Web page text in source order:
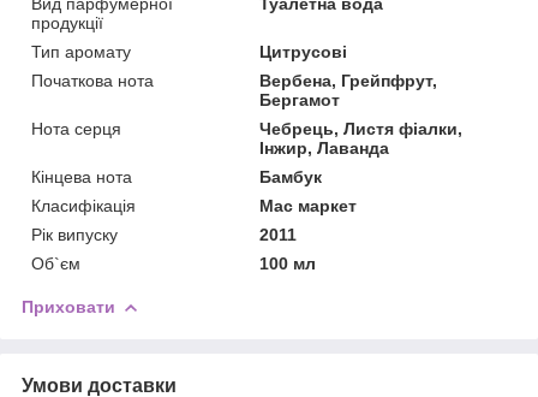
продукції
Тип аромату
Цитрусові
Початкова нота
Вербена, Грейпфрут,
Бергамот
Нота серця
Чебрець, Листя фіалки,
Інжир, Лаванда
Кінцева нота
Бамбук
Класифікація
Мас маркет
Рік випуску
2011
Об`єм
100 мл
Приховати
Умови доставки